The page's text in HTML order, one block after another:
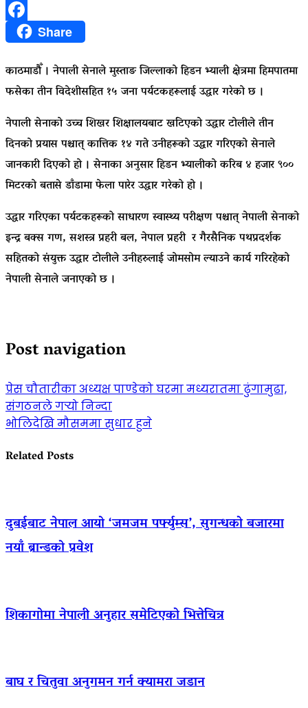
FacebookShare
काठमाडौँ । नेपाली सेनाले मुस्ताङ जिल्लाको हिडन भ्याली क्षेत्रमा हिमपातमा
फसेका तीन विदेशीसहित १५ जना पर्यटकहरूलाई उद्धार गरेको छ ।
नेपाली सेनाको उच्च शिखर शिक्षालयबाट खटिएको उद्धार टोलीले तीन
दिनको प्रयास पश्चात् कात्तिक १४ गते उनीहरूको उद्धार गरिएको सेनाले
जानकारी दिएको हो । सेनाका अनुसार हिडन भ्यालीको करिब ४ हजार ९००
मिटरको बतासे डाँडामा फेला पारेर उद्धार गरेको हो ।
उद्धार गरिएका पर्यटकहरूको साधारण स्वास्थ्य परीक्षण पश्चात् नेपाली सेनाको
इन्द्र बक्स गण, सशस्त्र प्रहरी बल, नेपाल प्रहरी र गैरसैनिक पथप्रदर्शक
सहितको संयुक्त उद्धार टोलीले उनीहरुलाई जोमसोम ल्याउने कार्य गरिरहेको
नेपाली सेनाले जनाएको छ ।
Post navigation
प्रेस चौतारीका अध्यक्ष पाण्डेको घरमा मध्यरातमा ढुंगामुढा,
संगठनले गर्‍यो निन्दा
भोलिदेखि मौसममा सुधार हुने
Related Posts
दुबईबाट नेपाल आयो ‘जमजम पर्फ्युम्स’, सुगन्धको बजारमा
नयाँ ब्रान्डको प्रवेश
शिकागोमा नेपाली अनुहार समेटिएको भित्तेचित्र
बाघ र चितुवा अनुगमन गर्न क्यामरा जडान